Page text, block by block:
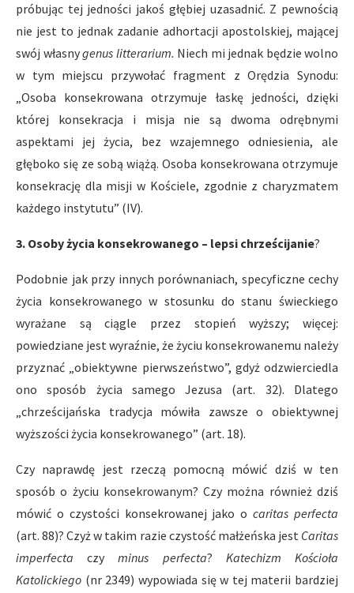
próbując tej jedności jakoś głębiej uzasadnić. Z pewnością
nie jest to jednak zadanie adhortacji apostolskiej, mającej
swój własnygenus litterarium. Niech mi jednak będzie wolno
w tym miejscu przywołać fragment z Orędzia Synodu:
„Osoba konsekrowana otrzymuje łaskę jedności, dzięki
której konsekracja i misja nie są dwoma odrębnymi
aspektami jej życia, bez wzajemnego odniesienia, ale
głęboko się ze sobą wiążą. Osoba konsekrowana otrzymuje
konsekrację dla misji w Kościele, zgodnie z charyzmatem
każdego instytutu” (IV).
3. Osoby życia konsekrowanego – lepsi chrześcijanie?
Podobnie jak przy innych porównaniach, specyficzne cechy
życia konsekrowanego w stosunku do stanu świeckiego
wyrażane są ciągle przez stopień wyższy; więcej:
powiedziane jest wyraźnie, że życiu konsekrowanemu należy
przyznać „obiektywne pierwszeństwo”, gdyż odzwierciedla
ono sposób życia samego Jezusa (art. 32). Dlatego
„chrześcijańska tradycja mówiła zawsze o obiektywnej
wyższości życia konsekrowanego” (art. 18).
Czy naprawdę jest rzeczą pomocną mówić dziś w ten
sposób o życiu konsekrowanym? Czy można również dziś
mówić o czystości konsekrowanej jako o caritas perfecta
(art. 88)? Czyż w takim razie czystość małżeńska jest Caritas
imperfecta czyminus perfecta? Katechizm Kościoła
Katolickiego (nr 2349) wypowiada się w tej materii bardziej